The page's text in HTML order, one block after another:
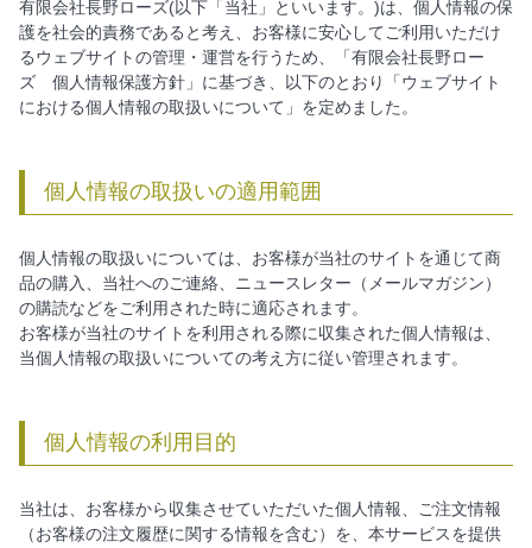
有限会社長野ローズ(以下「当社」といいます。)は、個人情報の保
護を社会的責務であると考え、お客様に安心してご利用いただけ
るウェブサイトの管理・運営を行うため、「有限会社長野ロー
ズ 個人情報保護方針」に基づき、以下のとおり「ウェブサイト
における個人情報の取扱いについて」を定めました。
個人情報の取扱いの適用範囲
個人情報の取扱いについては、お客様が当社のサイトを通じて商
品の購入、当社へのご連絡、ニュースレター（メールマガジン）
の購読などをご利用された時に適応されます。
お客様が当社のサイトを利用される際に収集された個人情報は、
当個人情報の取扱いについての考え方に従い管理されます。
個人情報の利用目的
当社は、お客様から収集させていただいた個人情報、ご注文情報
（お客様の注文履歴に関する情報を含む）を、本サービスを提供